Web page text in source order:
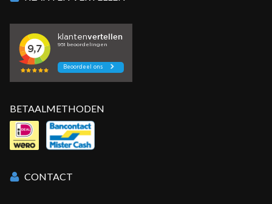
BETAALMETHODEN
CONTACT